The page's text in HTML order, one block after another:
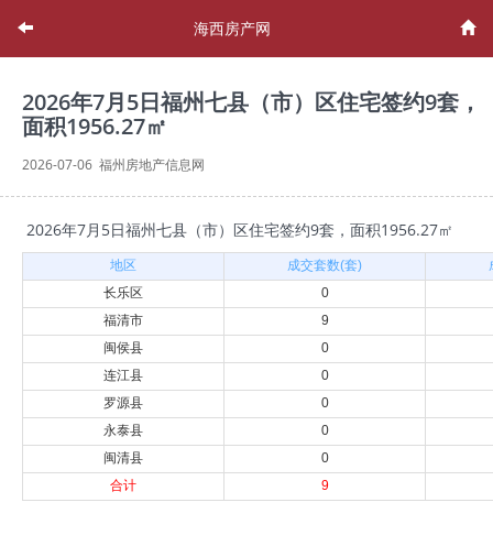
海西房产网
2026年7月5日福州七县（市）区住宅签约9套，
面积1956.27㎡
2026-07-06 福州房地产信息网
2026年7月5日福州七县（市）区住宅签约9套，面积1956.27㎡
地区 成交套数(套)
长乐区
0
福清市
9
闽侯县
0
连江县
0
罗源县
0
永泰县
0
闽清县
0
合计
9